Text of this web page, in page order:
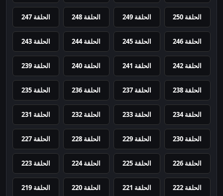
الحلقة 250 الحلقة 249 الحلقة 248 الحلقة 247
الحلقة 246 الحلقة 245 الحلقة 244 الحلقة 243
الحلقة 242 الحلقة 241 الحلقة 240 الحلقة 239
الحلقة 238 الحلقة 237 الحلقة 236 الحلقة 235
الحلقة 234 الحلقة 233 الحلقة 232 الحلقة 231
الحلقة 230 الحلقة 229 الحلقة 228 الحلقة 227
الحلقة 226 الحلقة 225 الحلقة 224 الحلقة 223
الحلقة 222 الحلقة 221 الحلقة 220 الحلقة 219